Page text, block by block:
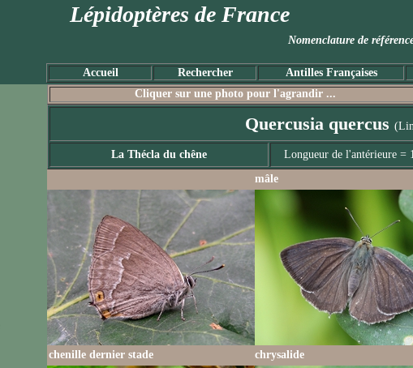
Lépidoptères de France
Nomenclature de
Accueil Rechercher Antilles Françaises
Cliquer sur une photo pour l'agrandir ...
Quercusia quercus
La Thécla du chêne Longueur de l'antérieure =
mâle
chenille dernier stade chrysalide